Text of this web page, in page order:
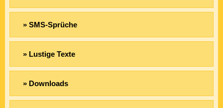
» SMS-Sprüche
» Lustige Texte
» Downloads